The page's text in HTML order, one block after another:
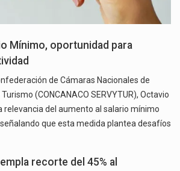
Mínimo, oportunidad para
de Cámaras Nacionales de
(CONCANACO SERVYTUR), Octavio
relevancia del aumento al salario mínimo
que esta medida plantea desafíos
recorte del 45% al